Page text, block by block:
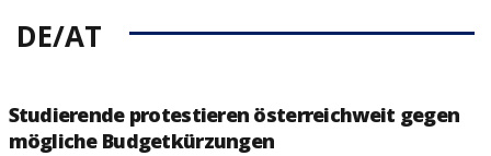
DE/AT
Studierende protestieren österreichweit gegen
mögliche Budgetkürzungen